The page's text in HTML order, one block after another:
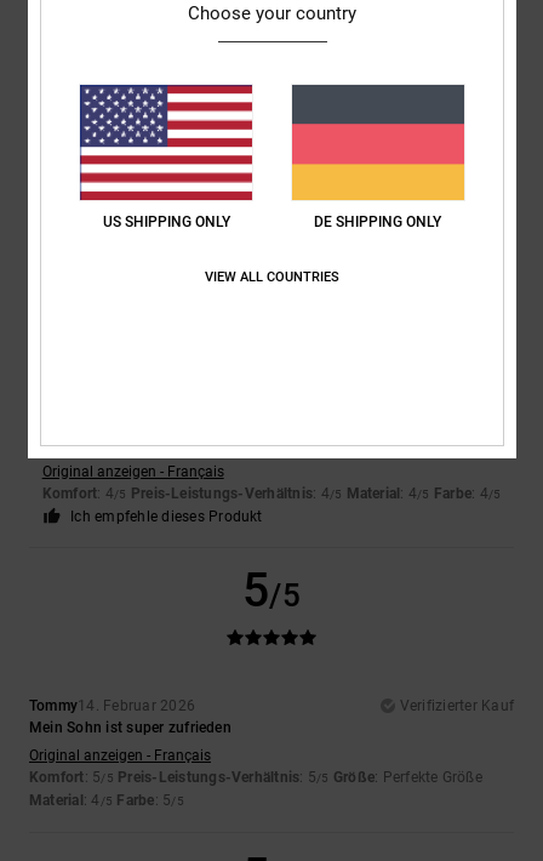
16. Februar 2026
Sie sind bequem, schön und von guter Qualität
Original anzeigen - Castellano
Komfort: 5/5 Preis-Leistungs-Verhältnis
Super bequem
Original anzeigen - Français
Komfort: 4/5 Preis-Leistungs-Verhältnis: 4/5 Material : 4/5 Farbe: 4/5
Ich empfehle dieses Produkt
5/5
Tommy14. Februar 2026
Verifizierter Kauf
Mein Sohn ist super zufrieden
Original anzeigen - Français
Komfort: 5/5 Preis-Leistungs-Verhältnis: 5/5 Größe: Perfekte Größe
Material : 4 /5 Farbe: 5/5
Choose your country
US SHIPPING ONLY DE SHIPPING ONLY
VIEW ALL COUNTRIES